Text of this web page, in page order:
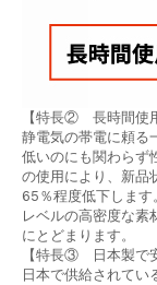
【特⾧② ⾧時間使
静電気の帯電に頼る
低いのにも関わらず
の使用により、新品
65％程度低下します
レベルの高密度な素
にとどまります。
【特⾧③ 日本製で
日本で供給されて